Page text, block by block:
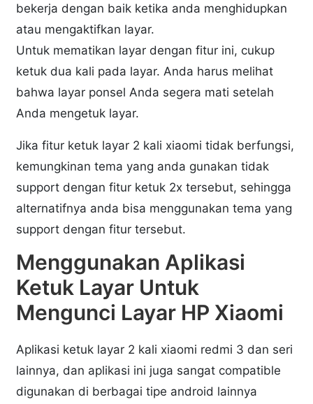
bekerja dengan baik ketika anda menghidupkan
atau mengaktifkan layar.
Untuk mematikan layar dengan fitur ini, cukup
ketuk dua kali pada layar. Anda harus melihat
bahwa layar ponsel Anda segera mati setelah
Anda mengetuk layar.
Jika fitur ketuk layar 2 kali xiaomi tidak berfungsi,
kemungkinan tema yang anda gunakan tidak
support dengan fitur ketuk 2x tersebut, sehingga
alternatifnya anda bisa menggunakan tema yang
support dengan fitur tersebut.
Menggunakan Aplikasi
Ketuk Layar Untuk
Mengunci Layar HP Xiaomi
Aplikasi ketuk layar 2 kali xiaomi redmi 3 dan seri
lainnya, dan aplikasi ini juga sangat compatible
digunakan di berbagai tipe android lainnya